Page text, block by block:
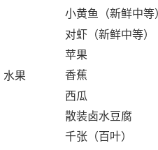
小黄鱼（新鲜中等
对虾（新鲜中等）
水果
苹果
香蕉
西瓜
散装卤水豆腐
千张（百叶）